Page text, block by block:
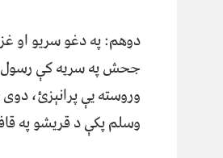
دوهم: په دغو سریو او
جحش په سریه کې رسول
وروسته یې پرانېزئ،
وسلم پکې د قریشو په